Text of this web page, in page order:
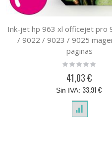
Ink-jet hp 963 xl officejet pro
/ 9022 / 9023 / 9025
paginas
Rating:
41,03 €
33,91 €